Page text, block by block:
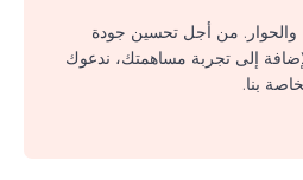
والحوار. من أجل تحسين جودة
إلى تجربة مساهمتك، ندعوك
بنا.